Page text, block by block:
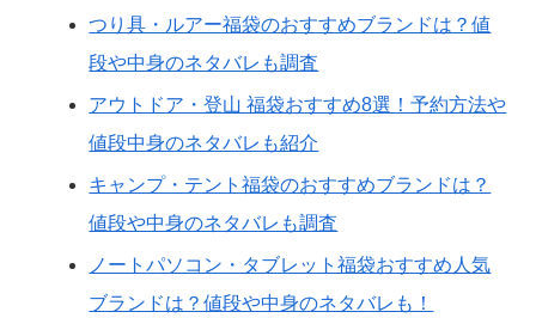
つり具・ルアー福袋のおすすめブランドは？値
段や中身のネタバレも調査
アウトドア・登山 福袋おすすめ8選！予約方法や
値段中身のネタバレも紹介
キャンプ・テント福袋のおすすめブランドは？
値段や中身のネタバレも調査
ノートパソコン・タブレット福袋おすすめ人気
ブランドは？値段や中身のネタバレも！